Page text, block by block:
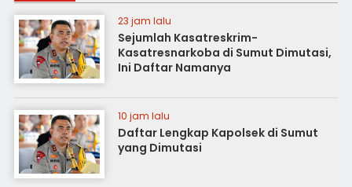
23 jam lalu
Sejumlah Kasatreskrim-
Kasatresnarkoba di Sumut Dimutasi,
Ini Daftar Namanya
10 jam lalu
Daftar Lengkap Kapolsek di Sumut
yang Dimutasi